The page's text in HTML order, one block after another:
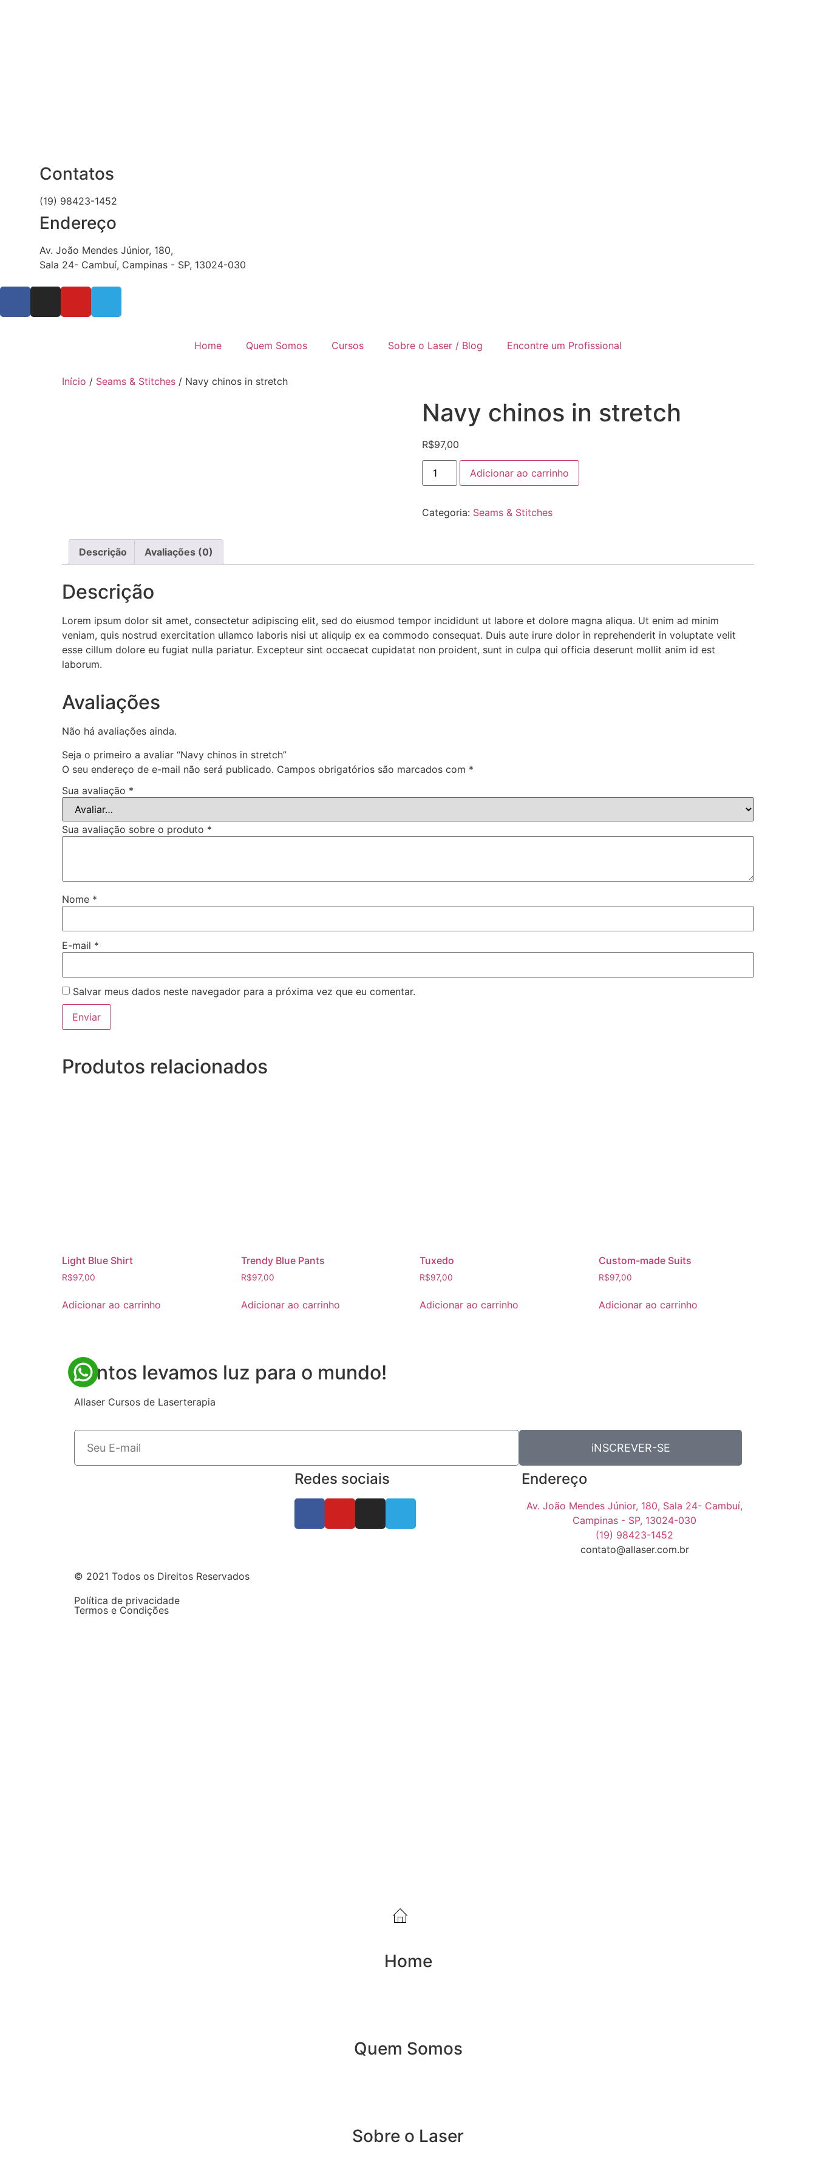
Contatos
(19) 98423-1452
Endereço
Av. João Mendes Júnior, 180,
Sala 24- Cambuí, Campinas - SP, 13024-030
Home Quem Somos Cursos Sobre o Laser / Blog Encontre um Profissional
Início / Seams & Stitches / Navy chinos in stretch
Navy chinos in stretch
R$97,00
Adicionar ao carrinho
Categoria: Seams & Stitches
Descrição Avaliações (0)
Descrição
Lorem ipsum dolor sit amet, consectetur adipiscing elit, sed do eiusmod tempor incididunt ut labore et dolore magna aliqua. Ut enim ad minim
veniam, quis nostrud exercitation ullamco laboris nisi ut aliquip ex ea commodo consequat. Duis aute irure dolor in reprehenderit in voluptate velit
esse cillum dolore eu fugiat nulla pariatur. Excepteur sint occaecat cupidatat non proident, sunt in culpa qui officia deserunt mollit anim id est
laborum.
Avaliações
Não há avaliações ainda.
Seja o primeiro a avaliar “Navy chinos in stretch”
O seu endereço de e-mail não será publicado. Campos obrigatórios são marcados com *
Sua avaliação *
Sua avaliação sobre o produto *
Nome *
E-mail *
Salvar meus dados neste navegador para a próxima vez que eu comentar.
Produtos relacionados
Light Blue Shirt
R$97,00
Adicionar ao carrinho
Trendy Blue Pants
R$97,00
Adicionar ao carrinho
Tuxedo
R$97,00
Adicionar ao carrinho
Custom-made Suits
R$97,00
Adicionar ao carrinho
Juntos levamos luz para o mundo!
Allaser Cursos de Laserterapia
iNSCREVER-SE
Redes sociais Endereço
Av. João Mendes Júnior, 180, Sala 24- Cambuí,
Campinas - SP, 13024-030
(19) 98423-1452
contato@allaser.com.br
© 2021 Todos os Direitos Reservados
Política de privacidade
Termos e Condições
Home
Quem Somos
Sobre o Laser